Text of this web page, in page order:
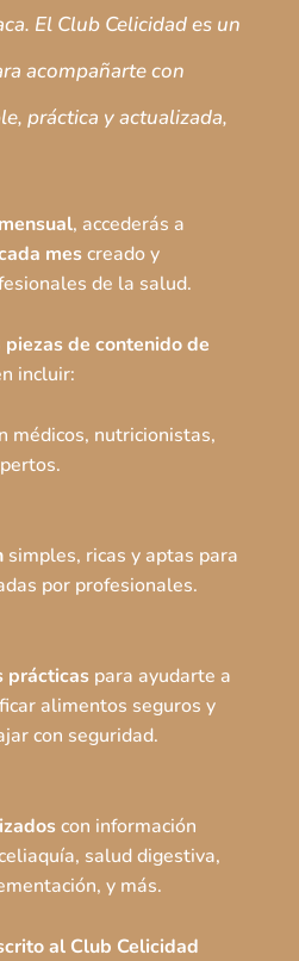
El Club Celicidad es un
acompañarte con
práctica y actualizada,
, accederás a
mescreado y
de la salud.
piezas de contenido de
incluir:
médicos, nutricionistas,
simples, ricas y aptas para
por profesionales.
prácticaspara ayudarte a
alimentos seguros y
con seguridad.
con información
salud digestiva,
y más.
al Club Celicidad